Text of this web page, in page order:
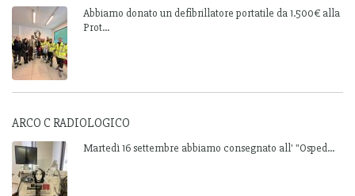
Abbiamo donato un defibrillatore portatile da 1.500€ alla
Prot...
ARCO C RADIOLOGICO
Martedì 16 settembre abbiamo consegnato all' "Osped...